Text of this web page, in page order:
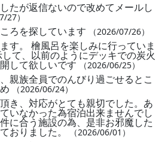
たが返信ないので改めてメールし
27）
ろを探しています （2026/07/26）
す。 檜風呂を楽しみに行っていま
て、以前のようにデッキでの炭火
して欲しいです （2026/06/25）
親族全員でのんびり過ごせるとこ
（2026/06/24）
き、対応がとても親切でした。あ
いなかった為宿泊出来ませんでし
に合う施設の為、是非お邪魔した
おりました。 （2026/06/01）